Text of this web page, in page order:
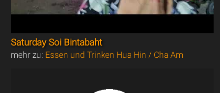
Saturday Soi Bintabaht
mehr zu: Essen und Trinken Hua Hin / Cha Am